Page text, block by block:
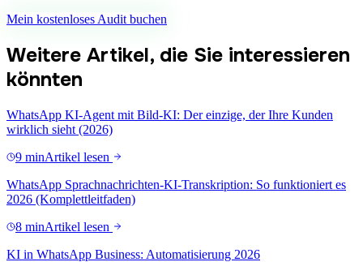
Mein kostenloses Audit buchen
Weitere Artikel, die Sie interessieren
könnten
WhatsApp KI-Agent mit Bild-KI: Der einzige, der Ihre Kunden
wirklich sieht (2026)
9 minArtikel lesen
WhatsApp Sprachnachrichten-KI-Transkription: So funktioniert es
2026 (Komplettleitfaden)
8 minArtikel lesen
KI in WhatsApp Business: Automatisierung 2026